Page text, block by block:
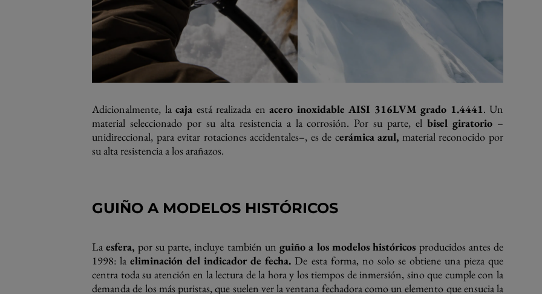
Adicionalmente, la caja está realizada en acero inoxidable AISI 316LVM grado 1.4441. Un
material seleccionado por su alta resistencia a la corrosión. Por su parte, elbisel giratorio –
unidireccional, para evitar rotaciones accidentales–, es de cerámica azul, material reconocido por
su alta resistencia a los arañazos.
GUIÑO A MODELOS HISTÓRICOS
Laesfera, por su parte, incluye también unguiño a los modelos históricos producidos antes de
1998: laeliminación del indicador de fecha. De esta forma, no solo se obtiene una pieza que
centra toda su atención en la lectura de la hora y los tiempos de inmersión, sino que cumple con la
demanda de los más puristas, que suelen ver la ventana fechadora como un elemento que ensucia la